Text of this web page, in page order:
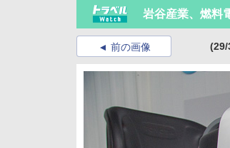
岩谷産業、燃料
前の画像 (29/